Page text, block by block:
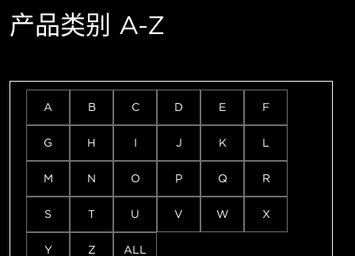
产品类别 A-Z
A B C D E F
G H I J K L
M N O P Q R
S T U V W X
Y Z ALL